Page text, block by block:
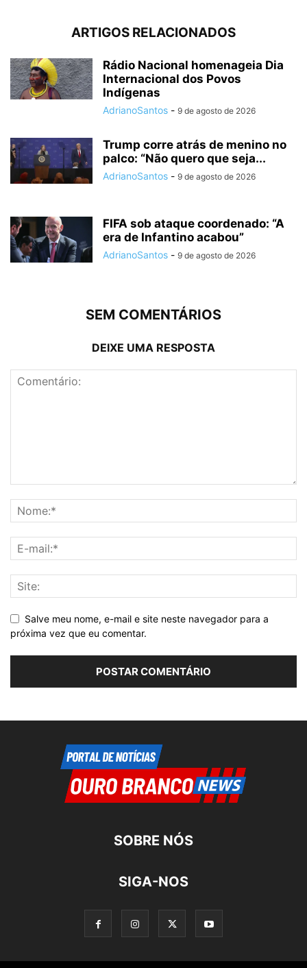
ARTIGOS RELACIONADOS
Rádio Nacional homenageia Dia
Internacional dos Povos
Indígenas
AdrianoSantos - 9 de agosto de 2026
Trump corre atrás de menino no
palco: “Não quero que seja...
AdrianoSantos - 9 de agosto de 2026
FIFA sob ataque coordenado: “A
era de Infantino acabou”
AdrianoSantos - 9 de agosto de 2026
SEM COMENTÁRIOS
DEIXE UMA RESPOSTA
Salve meu nome, e-mail e site neste navegador para a
próxima vez que eu comentar.
SOBRE NÓS
SIGA-NOS